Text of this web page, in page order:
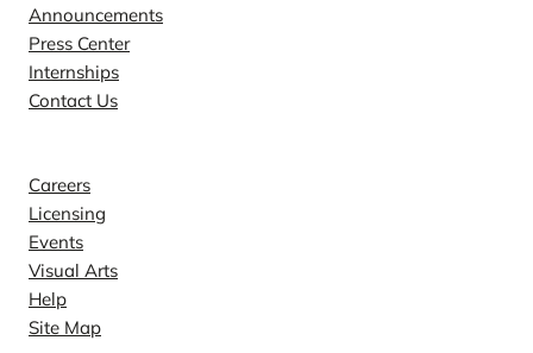
Announcements
Press Center
Internships
Contact Us
Careers
Licensing
Events
Visual Arts
Help
Site Map